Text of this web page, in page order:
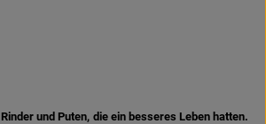
und Puten, die ein besseres Leben hatten.